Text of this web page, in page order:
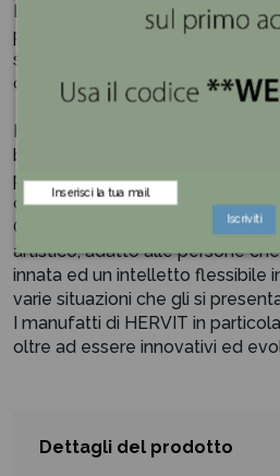
L'illuminazione con luce led a
permette di collocare
spazio, sprigionando la fantasia
di pura magia.
bomboniera grazie alla
porcellana e inventando delle
che sposano cristallo, metallo e
Ogni oggetto è frutto di un
artistico, adatto alle persone
innata ed un intelletto flessibile
varie situazioni che gli si
I manufatti di HERVIT in
oltre ad essere innovativi ed
Dettagli del prodotto
Iscriviti